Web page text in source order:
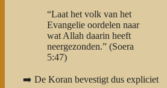
“Laat het volk van het
Evangelie oordelen naar
wat Allah daarin heeft
neergezonden.” (Soera
5:47)
➡️ De Koran bevestigt dus expliciet